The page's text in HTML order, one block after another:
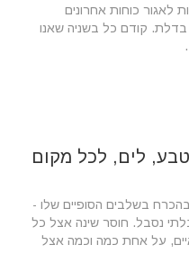
לאגור כוחות אחרונים
קודם כל בשניה שאנו
לים, לכל מקום
בהכרח בשלבים הסופיים שלו -
נסבל. חוסר שינה אצל כל
על אחת כמה וכמה אצל